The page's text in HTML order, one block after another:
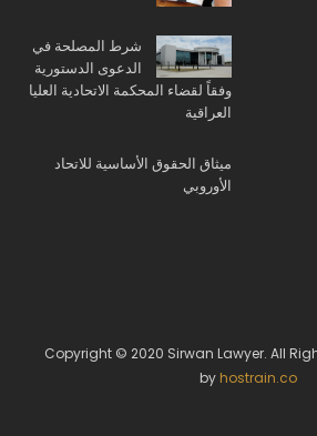
شرط المصلحة في
الدعوى الدستورية
وفقاً لقضاء المحكمة الاتحادية العليا
العراقية
ميثاق الحقوق الأساسية للاتحاد
الأوروبي
Copyright © 2020 Sirwan Lawyer. All
by hostrain.co